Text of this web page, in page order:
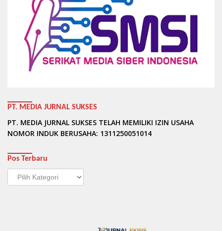
PT. MEDIA JURNAL SUKSES
PT. MEDIA JURNAL SUKSES TELAH MEMILIKI IZIN USAHA
NOMOR INDUK BERUSAHA: 1311250051014
Pos Terbaru
Pos
Terbaru